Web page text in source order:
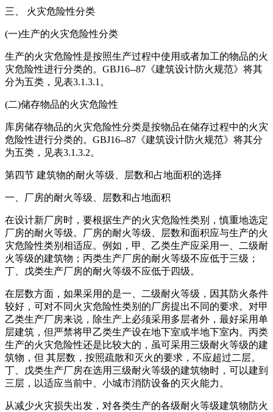
三、 火灾危险性分类
(一)生产的火灾危险性分类
生产的火灾危险性是按照生产过程中使用或者加工的物品的火
灾危险性进行分类的。GBJ16--87《建筑设计防火规范》将其
分为五类，见表3.1.3.1。
(二)储存物品的火灾危险性
库房储存物品的火灾危险性分类是按物品在储存过程中的火灾
危险性进行分类的。GBJ16--87《建筑设计防火规范》将其分
为五类，见表3.1.3.2。
第四节 建筑物的耐火等级、层数和占地面积的选择
一、厂房的耐火等级、层数和占地面积
在设计新厂房时，要根据生产的火灾危险性类别，慎重地选定
厂房的耐火等级。厂房的耐火等级、层数和面积应与生产的火
灾危险性类别相适应。例如，甲、乙类生产应采用一、二级耐
火等级的建筑物；丙类生产厂房的耐火等级不应低于三级；
丁、戊类生产厂房的耐火等级不应低于四级。
在层数方面，如果采用的是一、二级耐火等级，因其防火条件
较好，可对不同火灾危险性类别的厂房提出不同的要求。对甲
乙类生产厂房来说，除生产上必须采用多层者外，最好采用单
层建筑，但严禁将甲乙类生产设在地下室或半地下室内。丙类
生产的火灾危险性还是比较大的，虽可采用三级耐火等级的建
筑物，但 其层数，按照疏散和灭火的要求，不应超过二层。
丁、戊类生产厂房在选用三级耐火等级的建筑物时，可以建到
三层，以适应当前中、小城市消防设备的灭火能力。
从减少火灾损失出发，对各类生产的各级耐火等级建筑物防火